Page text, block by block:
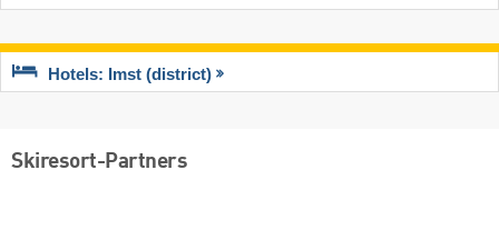
Hotels: Imst (district)
Skiresort-Partners